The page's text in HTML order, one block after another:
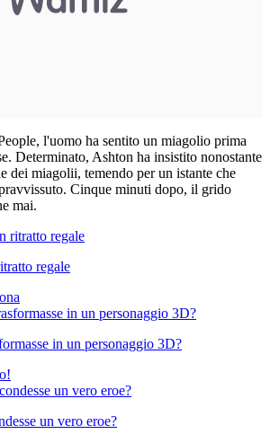
l'uomo ha sentito un miagolio prima
Determinato, Ashton ha insistito nonostante
dei miagolii, temendo per un istante che
Cinque minuti dopo, il grido
mai.
regale
in un personaggio 3D?
un vero eroe?